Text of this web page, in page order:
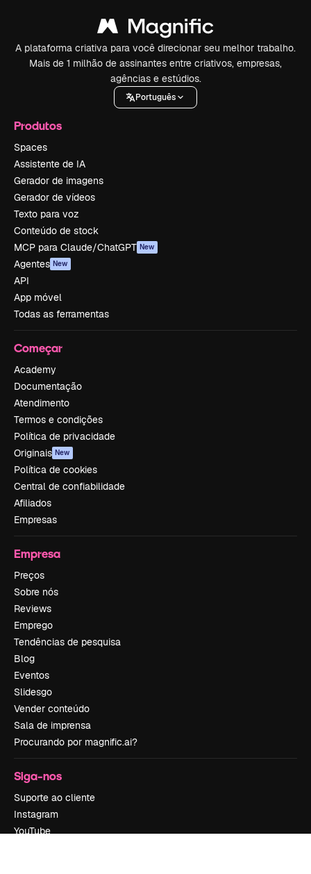
A plataforma criativa para você direcionar seu melhor trabalho.
Mais de 1 milhão de assinantes entre criativos, empresas,
agências e estúdios.
Português
Produtos
Spaces
Assistente de IA
Gerador de imagens
Gerador de vídeos
Texto para voz
Conteúdo de stock
MCP para Claude/ChatGPT New
Agentes New
API
App móvel
Todas as ferramentas
Começar
Academy
Documentação
Atendimento
Termos e condições
Política de privacidade
Originais New
Política de cookies
Central de confiabilidade
Afiliados
Empresas
Empresa
Preços
Sobre nós
Reviews
Emprego
Tendências de pesquisa
Blog
Eventos
Slidesgo
Vender conteúdo
Sala de imprensa
Procurando por magnific.ai?
Siga-nos
Suporte ao cliente
Instagram
YouTube